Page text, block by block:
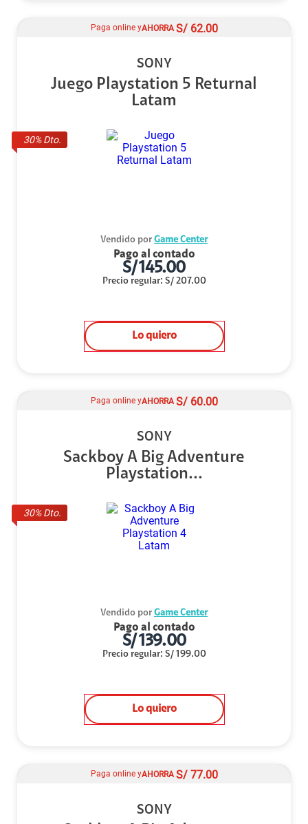
30% Dto.
Paga online yAHORRA S/ 62.00
SONY
Juego Playstation 5 Returnal
Latam
Vendido por Game Center
Pago al contado
S/145.00
Precio regular: S/ 207.00
Lo quiero
30% Dto.
Paga online yAHORRA S/ 60.00
SONY
Sackboy A Big Adventure
Playstation...
Vendido por Game Center
Pago al contado
S/139.00
Precio regular: S/ 199.00
Lo quiero
Paga online yAHORRA S/ 77.00
SONY